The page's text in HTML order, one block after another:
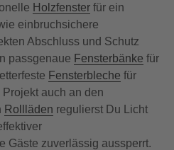
Holzfenster für ein
einbruchsichere
Abschluss und Schutz
passgenaue Fensterbänke für
Fensterbleche für
auch an den
Rollläden regulierst Du Licht
Gäste zuverlässig aussperrt.